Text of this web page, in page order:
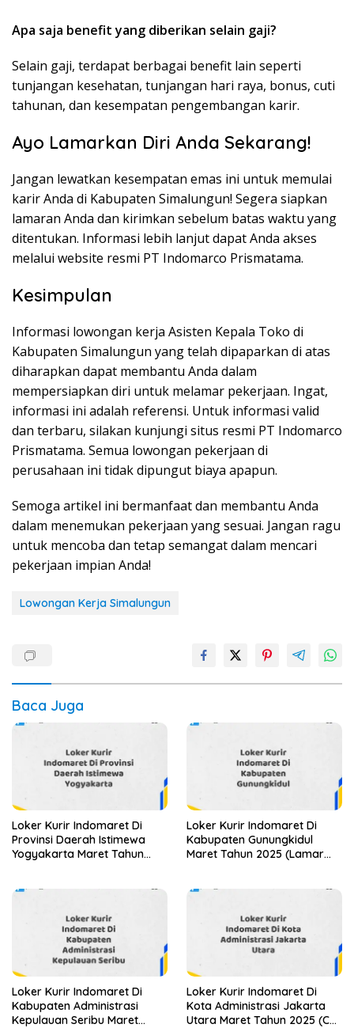
Apa saja benefit yang diberikan selain gaji?
Selain gaji, terdapat berbagai benefit lain seperti
tunjangan kesehatan, tunjangan hari raya, bonus, cuti
tahunan, dan kesempatan pengembangan karir.
Ayo Lamarkan Diri Anda Sekarang!
Jangan lewatkan kesempatan emas ini untuk memulai
karir Anda di Kabupaten Simalungun! Segera siapkan
lamaran Anda dan kirimkan sebelum batas waktu yang
ditentukan. Informasi lebih lanjut dapat Anda akses
melalui website resmi PT Indomarco Prismatama.
Kesimpulan
Informasi lowongan kerja Asisten Kepala Toko di
Kabupaten Simalungun yang telah dipaparkan di atas
diharapkan dapat membantu Anda dalam
mempersiapkan diri untuk melamar pekerjaan. Ingat,
informasi ini adalah referensi. Untuk informasi valid
dan terbaru, silakan kunjungi situs resmi PT Indomarco
Prismatama. Semua lowongan pekerjaan di
perusahaan ini tidak dipungut biaya apapun.
Semoga artikel ini bermanfaat dan membantu Anda
dalam menemukan pekerjaan yang sesuai. Jangan ragu
untuk mencoba dan tetap semangat dalam mencari
pekerjaan impian Anda!
Lowongan Kerja Simalungun
Baca Juga
Loker Kurir Indomaret Di
Provinsi Daerah Istimewa
Yogyakarta Maret Tahun
Loker Kurir Indomaret Di
Kabupaten Gunungkidul
Maret Tahun 2025 (Lamar
Loker Kurir Indomaret Di
Kabupaten Administrasi
Kepulauan Seribu Maret
Loker Kurir Indomaret Di
Kota Administrasi Jakarta
Utara Maret Tahun 2025 (Cek